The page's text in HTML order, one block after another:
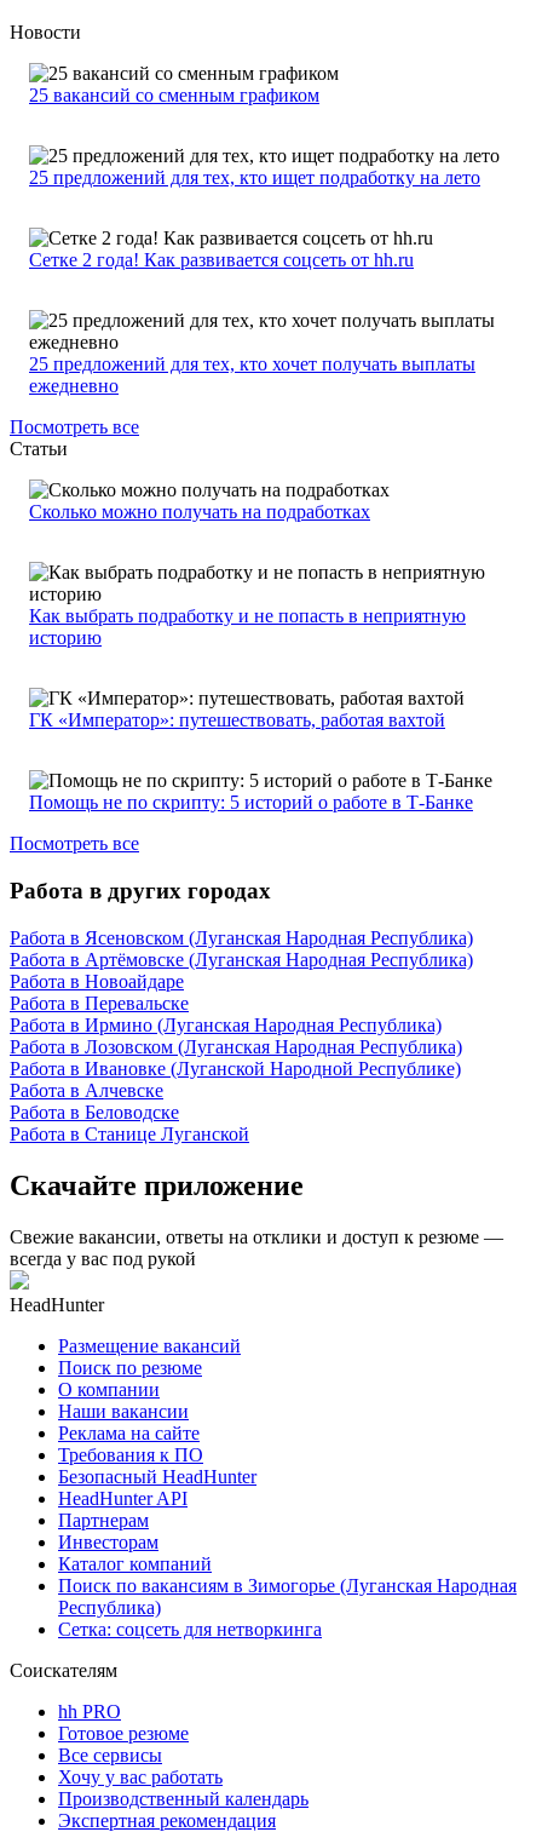
Новости
25 вакансий со сменным графиком
25 предложений для тех, кто ищет подработку на лето
Сетке 2 года! Как развивается соцсеть от hh.ru
25 предложений для тех, кто хочет получать выплаты
ежедневно
Посмотреть все
Статьи
Сколько можно получать на подработках
Как выбрать подработку и не попасть в неприятную
историю
ГК «Император»: путешествовать, работая вахтой
Помощь не по скрипту: 5 историй о работе в Т-Банке
Посмотреть все
Работа в других городах
Работа в Ясеновском (Луганская Народная Республика)
Работа в Артёмовске (Луганская Народная Республика)
Работа в Новоайдаре
Работа в Перевальске
Работа в Ирмино (Луганская Народная Республика)
Работа в Лозовском (Луганская Народная Республика)
Работа в Ивановке (Луганской Народной Республике)
Работа в Алчевске
Работа в Беловодске
Работа в Станице Луганской
Скачайте приложение
Свежие вакансии, ответы на отклики и доступ к резюме —
всегда у вас под рукой
HeadHunter
Размещение вакансий
Поиск по резюме
О компании
Наши вакансии
Реклама на сайте
Требования к ПО
Безопасный HeadHunter
HeadHunter API
Партнерам
Инвесторам
Каталог компаний
Поиск по вакансиям в Зимогорье (Луганская Народная
Республика)
Сетка: соцсеть для нетворкинга
Соискателям
hh PRO
Готовое резюме
Все сервисы
Хочу у вас работать
Производственный календарь
Экспертная рекомендация